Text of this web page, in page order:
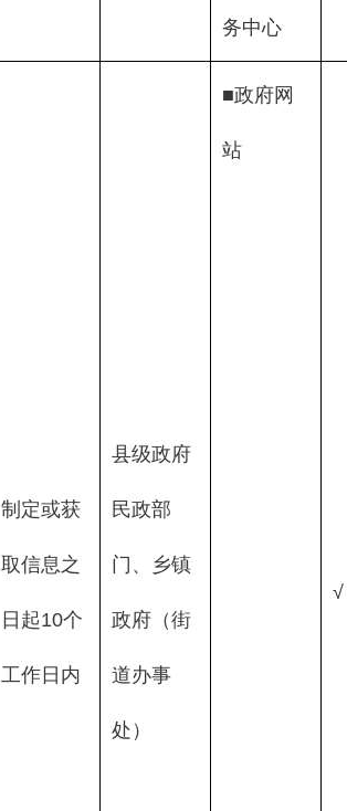
务中心
制定或获
取信息之
日起10个
工作日内
县级政府
民政部
门、乡镇
政府（街
道办事
处）
■政府网
站
√